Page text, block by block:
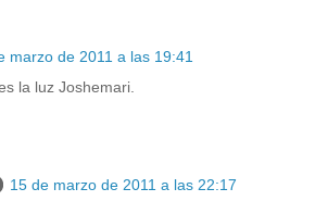
marzo de 2011 a las 19:41
la luz Joshemari.
15 de marzo de 2011 a las 22:17